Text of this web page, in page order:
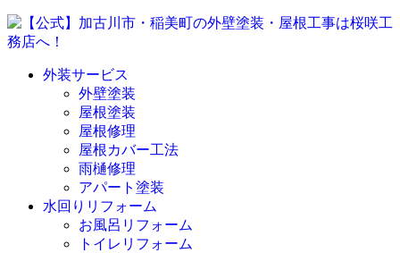
外装サービス
外壁塗装
屋根塗装
屋根修理
屋根カバー工法
雨樋修理
アパート塗装
水回りリフォーム
お風呂リフォーム
トイレリフォーム